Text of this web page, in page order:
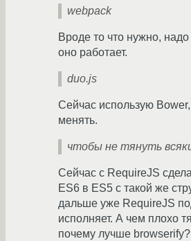
webpack
Вроде то что нужно, надо
оно работает.
duo.js
Сейчас использую
менять.
чтобы не тянуть
Сейчас с RequireJS
ES6 в ES5 с такой же
дальше уже RequireJS
исполняет. А чем плохо
почему лучше browserify?